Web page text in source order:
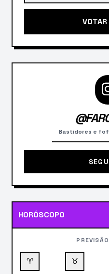
VOTAR
Bastidores e
HORÓSCOPO
♈ ♉